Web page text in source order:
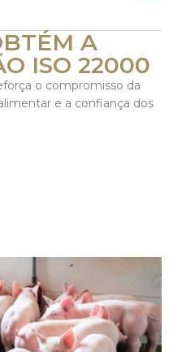
A
ISO 22000
o compromisso da
e a confiança dos